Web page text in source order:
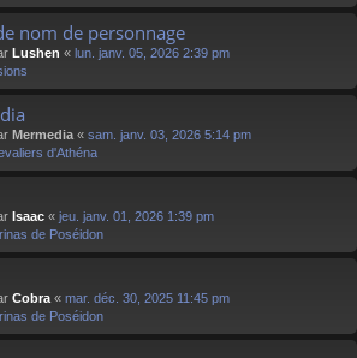
nom de personnage
Lushen « lun. janv. 05, 2026 2:39 pm
Mermedia « sam. janv. 03, 2026 5:14 pm
d'Athéna
Isaac « jeu. janv. 01, 2026 1:39 pm
de Poséidon
Cobra « mar. déc. 30, 2025 11:45 pm
de Poséidon